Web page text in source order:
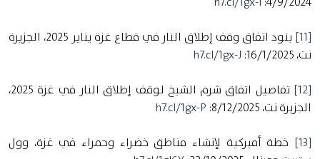
[11]
بنود اتفاق وقف إطلاق النار في قطاع غزة يناير 2025، الجزيرة
نت، 16/1/2025:
h7.cl/1gx-J
[12]
تفاصيل اتفاق شرم الشيخ لوقف إطلاق النار في غزة 2025،
الجزيرة نت، 8/12/2025:
h7.cl/1gx-P
[13] خطة أميركية لإنشاء مناطق خضراء وحمراء في غزة، وول